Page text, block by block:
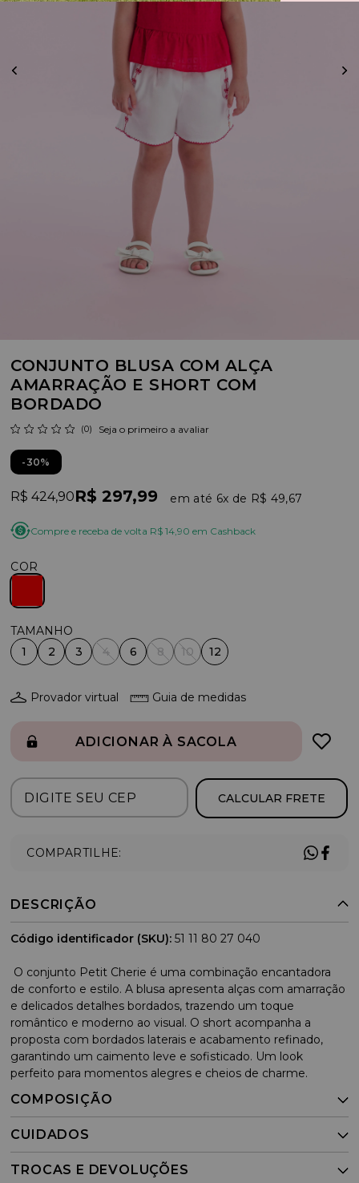
CONJUNTO BLUSA COM ALÇA
AMARRAÇÃO E SHORT COM
BORDADO
(0) Seja o primeiro a avaliar
30%
R$ 424,90R$ 297,99 6x R$ 49,67
Compre e receba de volta R$ 14,90 em Cashback
COR
1 2 3 4 6 8 10 12
Provador virtual Guia de medidas
ADICIONAR À SACOLA
CALCULAR FRETE
COMPARTILHE:
DESCRIÇÃO
Código identificador (SKU): 51 11 80 27 040
O conjunto Petit Cherie é uma combinação encantadora
de conforto e estilo. A blusa apresenta alças com amarração
e delicados detalhes bordados, trazendo um toque
romântico e moderno ao visual. O short acompanha a
proposta com bordados laterais e acabamento refinado,
garantindo um caimento leve e sofisticado. Um look
perfeito para momentos alegres e cheios de charme.
COMPOSIÇÃO
CUIDADOS
TROCAS E DEVOLUÇÕES